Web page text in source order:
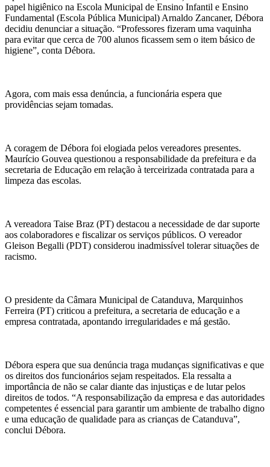
papel higiênico na Escola Municipal de Ensino Infantil e Ensino
Fundamental (Escola Pública Municipal) Arnaldo Zancaner, Débora
decidiu denunciar a situação. “Professores fizeram uma vaquinha
para evitar que cerca de 700 alunos ficassem sem o item básico de
higiene”, conta Débora.
Agora, com mais essa denúncia, a funcionária espera que
providências sejam tomadas.
A coragem de Débora foi elogiada pelos vereadores presentes.
Maurício Gouvea questionou a responsabilidade da prefeitura e da
secretaria de Educação em relação à terceirizada contratada para a
limpeza das escolas.
A vereadora Taise Braz (PT) destacou a necessidade de dar suporte
aos colaboradores e fiscalizar os serviços públicos. O vereador
Gleison Begalli (PDT) considerou inadmissível tolerar situações de
racismo.
O presidente da Câmara Municipal de Catanduva, Marquinhos
Ferreira (PT) criticou a prefeitura, a secretaria de educação e a
empresa contratada, apontando irregularidades e má gestão.
Débora espera que sua denúncia traga mudanças significativas e que
os direitos dos funcionários sejam respeitados. Ela ressalta a
importância de não se calar diante das injustiças e de lutar pelos
direitos de todos. “A responsabilização da empresa e das autoridades
competentes é essencial para garantir um ambiente de trabalho digno
e uma educação de qualidade para as crianças de Catanduva”,
conclui Débora.